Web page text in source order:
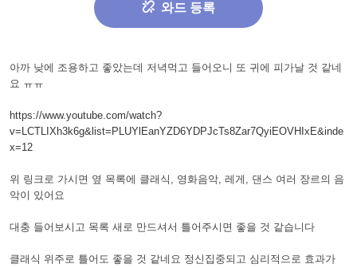
와드 등록
아까 낮에 조용하고 좋았는데 저녁먹고 들어오니 또 귀에 피가날 것 같네
요 ㅠㅠ
https://www.youtube.com/watch?
v=LCTLIXh3k6g&list=PLUYlEanYZD6YDPJcTs8Zar7QyiEOVHIxE&inde
x=12
위 링크로 가시면 옆 목록에 클래식, 영화음악, 레게, 댄스 여러 장르의 음
악이 있어요
대충 들어보시고 목록 새로 만드셔서 틀어주시면 좋을 것 같습니다
클래식 위주로 틀어도 좋을 것 같네요 정신집중되고 심리적으로 효과가